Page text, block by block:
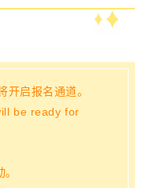
开启报名通道。
be ready for